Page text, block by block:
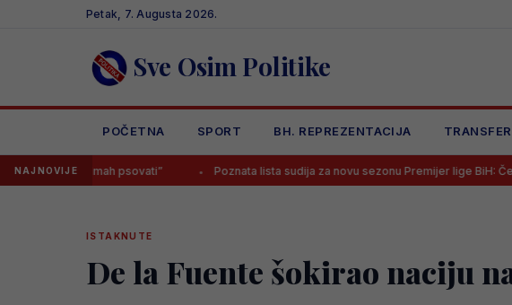
Petak, 7. Augusta 2026.
Sve Osim Politike
POČETNA SPORT BH. REPREZENTACIJA
NAJNOVIJE
psovati” Poznata lista sudija za novu sezonu Premijer lige BiH: Četvorica više
ISTAKNUTE
De la Fuente šokirao naciju